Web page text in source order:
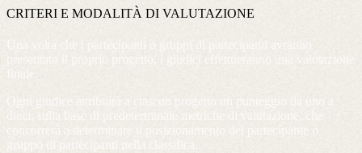
CRITERI E MODALITÀ DI VALUTAZIONE
Una volta che i partecipanti o gruppi di partecipanti avranno
presentato il proprio progetto, i giudici effettueranno una valutazione
Ogni giudice attribuirà a ciascun progetto un punteggio da uno a
dieci, sulla base di predeterminate metriche di valutazione, che
concorrerà a determinare il posizionamento del partecipante o
gruppo di partecipanti nella classifica.